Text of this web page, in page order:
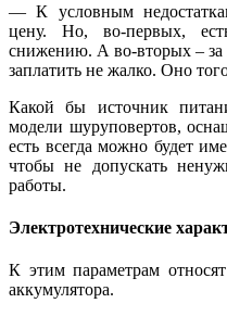
— К условным
цену. Но, во-первых,
снижению. А во-вторых – за
заплатить не жалко. Оно
Какой бы источник
модели шуруповертов,
есть всегда можно будет
чтобы не допускать
работы.
Электротехнические
К этим параметрам
аккумулятора.